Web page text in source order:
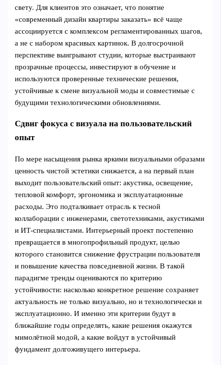
свету. Для клиентов это означает, что понятие
«современный дизайн квартиры заказать» всё чаще
ассоциируется с комплексом регламентированных шагов,
а не с набором красивых картинок. В долгосрочной
перспективе выигрывают студии, которые выстраивают
прозрачные процессы, инвестируют в обучение и
используются проверенные технические решения,
устойчивые к смене визуальной моды и совместимые с
будущими технологическими обновлениями.
Сдвиг фокуса с визуала на пользовательский
опыт
По мере насыщения рынка яркими визуальными образами
ценность чистой эстетики снижается, а на первый план
выходит пользовательский опыт: акустика, освещение,
тепловой комфорт, эргономика и эксплуатационные
расходы. Это подталкивает отрасль к тесной
коллаборации с инженерами, светотехниками, акустиками
и ИТ‑специалистами. Интерьерный проект постепенно
превращается в многопрофильный продукт, целью
которого становится снижение фрустрации пользователя
и повышение качества повседневной жизни. В такой
парадигме тренды оцениваются по критерию
устойчивости: насколько конкретное решение сохраняет
актуальность не только визуально, но и технологически и
эксплуатационно. И именно эти критерии будут в
ближайшие годы определять, какие решения окажутся
мимолётной модой, а какие войдут в устойчивый
фундамент долгоживущего интерьера.